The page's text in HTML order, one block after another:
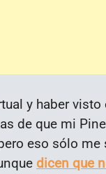
y haber visto
de que mi
eso sólo me
dicen que